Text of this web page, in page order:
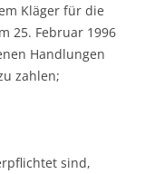
Kläger für die
25. Februar 1996
Handlungen
zahlen;
sind,